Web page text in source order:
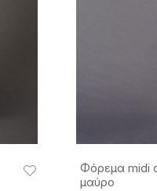
Φόρεμα midi
μαύρο